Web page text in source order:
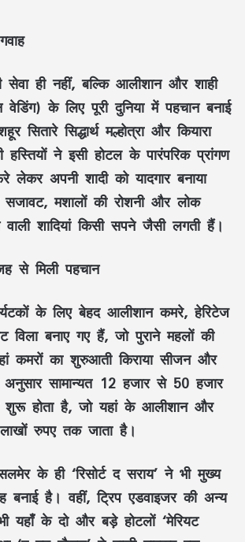
सेवा ही नहीं, बल्कि आलीशान और शाही
वेडिंग) के लिए पूरी दुनिया में पहचान बनाई
सितारे सिद्धार्थ मल्होत्रा और कियारा
ने इसी होटल के पारंपरिक प्रांगण
लेकर अपनी शादी को यादगार बनाया
मशालों की रोशनी और लोक
शादियां किसी सपने जैसी लगती हैं।
से मिली पहचान
के लिए बेहद आलीशान कमरे, हेरिटेज
बनाए गए हैं, जो पुराने महलों की
कमरों का शुरुआती किराया सीजन और
सामान्यत 12 हजार से 50 हजार
शुरू होता है, जो यहां के आलीशान और
रुपए तक जाता है।
के ही ‘रिसोर्ट द सराय’ ने भी मुख्य
है। वहीं, ट्रिप एडवाइजर की अन्य
यहाँ के दो और बड़े होटलों ‘मेरियट